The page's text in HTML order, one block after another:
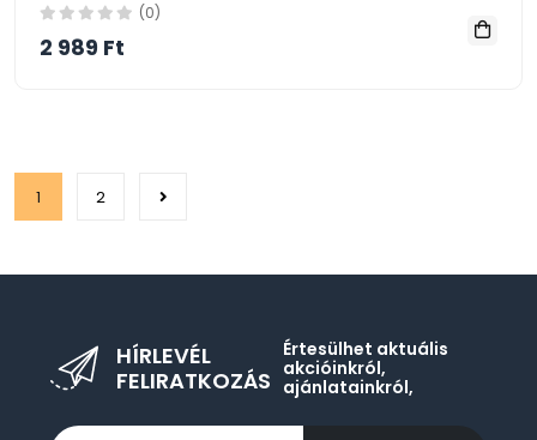
(0)
2 989 Ft
1 2
HÍRLEVÉL
FELIRATKOZÁS
Értesülhet aktuális
akcióinkról,
ajánlatainkról,